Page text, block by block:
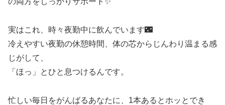
実はこれ、時々夜勤中に飲んでいます🌃
冷えやすい夜勤の休憩時間、体の芯からじんわり温まる感
じがして、
「ほっ」とひと息つけるんです。
忙しい毎日をがんばるあなたに、1本あるとホッとでき